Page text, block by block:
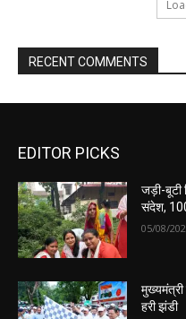
RECENT COMMENTS
EDITOR PICKS
जड़ी-बूटी
संदेश, 100
05/08/
मुख्यमंत्री
हरी झंडी